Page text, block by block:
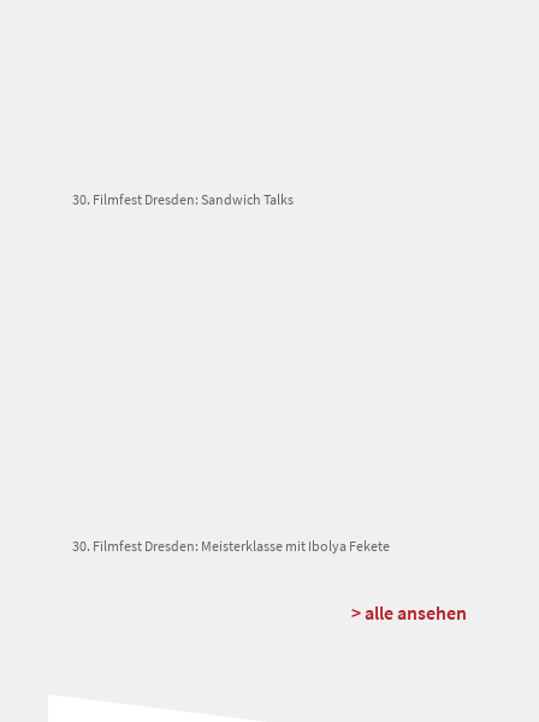
30. Filmfest Dresden: Sandwich Talks
30. Filmfest Dresden: Meisterklasse mit Ibolya Fekete
> alle ansehen